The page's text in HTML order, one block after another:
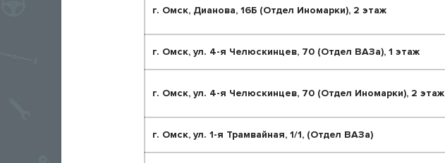
г. Омск, Дианова, 16Б (Отдел Иномарки), 2 этаж
г. Омск, ул. 4-я Челюскинцев, 70 (Отдел ВАЗа), 1 этаж
г. Омск, ул. 4-я Челюскинцев, 70 (Отдел Иномарки), 2 этаж
г. Омск, ул. 1-я Трамвайная, 1/1, (Отдел ВАЗа)